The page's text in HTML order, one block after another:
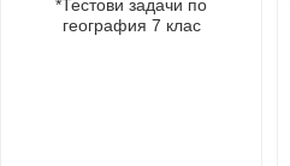
*Тестови задачи по
география 7 клас